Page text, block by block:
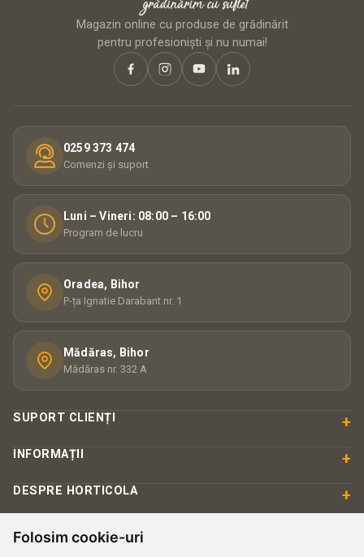
Folosim cookie-uri
Magazin online cu produse de grădinărit
pentru profesioniști și nu numai!
0259 373 474
Comenzi și suport
Luni – Vineri: 08:00 – 16:00
Program de lucru
Oradea, Bihor
P-ța Ignatie Darabant nr. 1
Mădăras, Bihor
Mădăras nr. 332 A
SUPORT CLIENȚI +
INFORMAȚII +
DESPRE HORTICOLA +
PLATĂ & SIGURANȚĂ